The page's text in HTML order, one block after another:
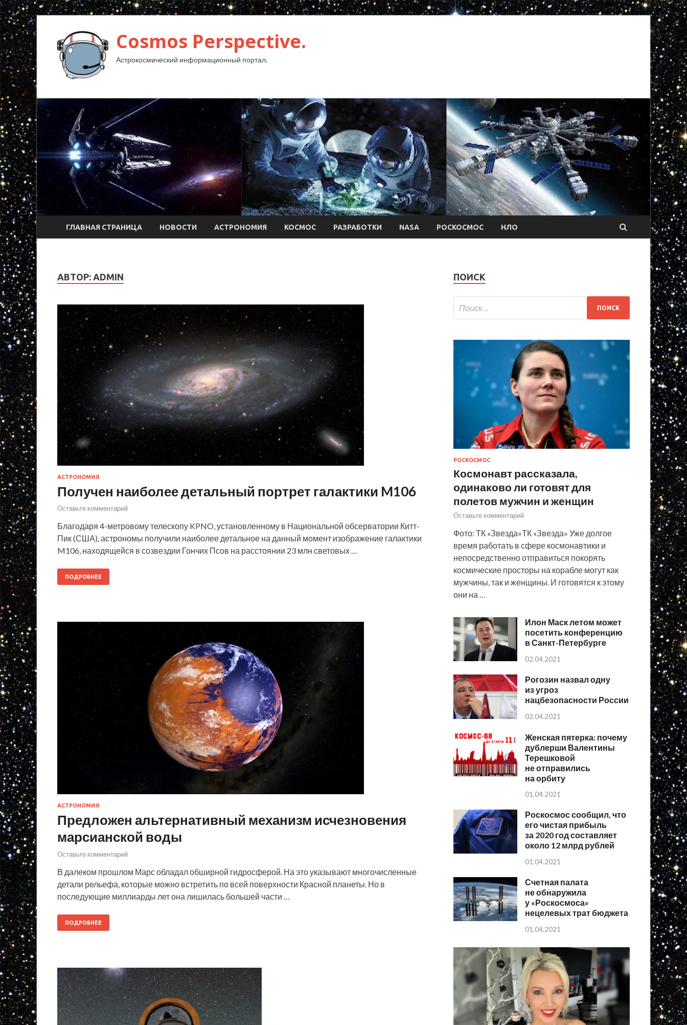
Cosmos Perspective.
Астрокосмический информационный портал.
ГЛАВНАЯ СТРАНИЦА НОВОСТИ АСТРОНОМИЯ КОСМОС РАЗРАБОТКИ NASA РОСКОСМОС НЛО
АВТОР: ADMIN
АСТРОНОМИЯ
Получен наиболее детальный портрет галактики M106
Оставьте комментарий
Благодаря 4-метровому телескопу KPNO, установленному в Национальной обсерватории Китт-
Пик (США), астрономы получили наиболее детальное на данный момент изображение галактики
M106, находящейся в созвездии Гончих Псов на расстоянии 23 млн световых …
ПОДРОБНЕЕ
АСТРОНОМИЯ
Предложен альтернативный механизм исчезновения
марсианской воды
Оставьте комментарий
В далеком прошлом Марс обладал обширной гидросферой. На это указывают многочисленные
детали рельефа, которые можно встретить по всей поверхности Красной планеты. Но в
последующие миллиарды лет она лишилась большей части …
ПОДРОБНЕЕ
ПОИСК
РОСКОСМОС
Космонавт рассказала,
одинаково ли готовят для
полетов мужчин и женщин
Оставьте комментарий
Фото: ТК «Звезда»ТК «Звезда» Уже долгое
время работать в сфере космонавтики и
непосредственно отправиться покорять
космические просторы на корабле могут как
мужчины, так и женщины. И готовятся к этому
они на …
Илон Маск летом может
посетить конференцию
в Санкт-Петербурге
02.04.2021
Рогозин назвал одну
из угроз
нацбезопасности России
02.04.2021
Женская пятерка: почему
дублерши Валентины
Терешковой
не отправились
на орбиту
01.04.2021
Роскосмос сообщил, что
его чистая прибыль
за 2020 год составляет
около 12 млрд рублей
01.04.2021
Счетная палата
не обнаружила
у «Роскосмоса»
нецелевых трат бюджета
01.04.2021